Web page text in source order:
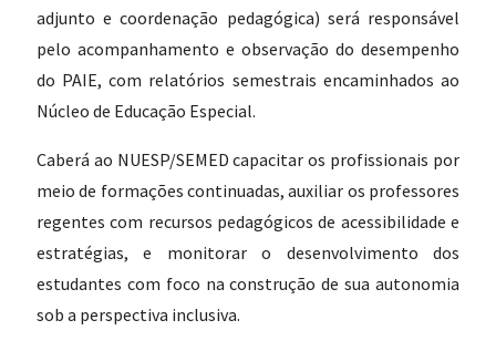
adjunto e coordenação pedagógica) será responsável
pelo acompanhamento e observação do desempenho
do PAIE, com relatórios semestrais encaminhados ao
Núcleo de Educação Especial.
Caberá ao NUESP/SEMED capacitar os profissionais por
meio de formações continuadas, auxiliar os professores
regentes com recursos pedagógicos de acessibilidade e
estratégias, e monitorar o desenvolvimento dos
estudantes com foco na construção de sua autonomia
sob a perspectiva inclusiva.